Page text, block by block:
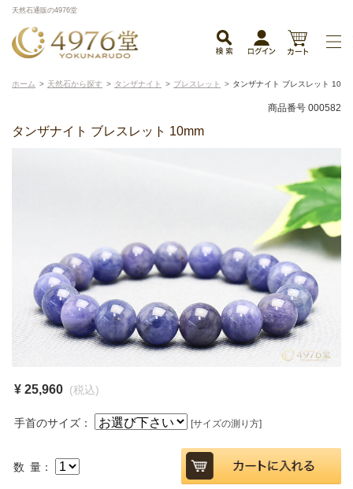
天然石通販の4976堂
ホーム 天然石から探す タンザナイト ブレスレット タンザナイト ブレスレット 10mm
商品番号 000582
タンザナイト ブレスレット 10mm
¥ 25,960 (税込)
手首のサイズ： [サイズの測り方]
数 量：